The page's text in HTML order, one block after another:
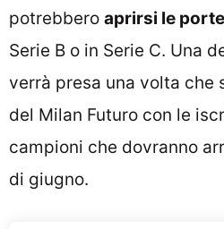
potrebbero aprirsi le
Serie B o in Serie C. Una
verrà presa una volta che
del Milan Futuro con le
campioni che dovranno
di giugno.